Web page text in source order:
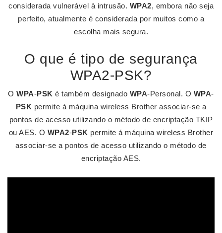
considerada vulnerável à intrusão. WPA2, embora não seja
perfeito, atualmente é considerada por muitos como a
escolha mais segura.
O que é tipo de segurança
WPA2-PSK?
OWPA-PSK é também designado WPA-Personal. O WPA-
PSK permite á máquina wireless Brother associar-se a
pontos de acesso utilizando o método de encriptação TKIP
ou AES. O WPA2-PSK permite á máquina wireless Brother
associar-se a pontos de acesso utilizando o método de
encriptação AES.